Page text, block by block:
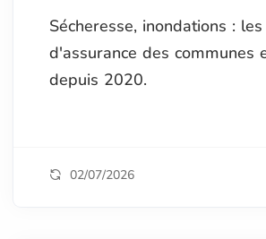
Sécheresse, inondations :
d'assurance des communes
depuis 2020.
02/07/2026